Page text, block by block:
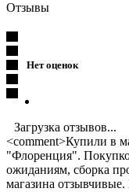
Отзывы
Нет оценок
Загрузка отзывов...
<comment>Купили в
"Флоренция".
ожиданиям, сборка
магазина